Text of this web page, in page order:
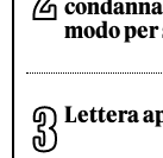
modo
Lettera